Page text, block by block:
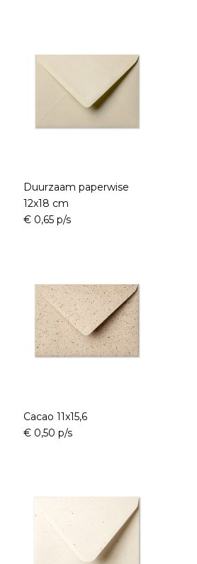
Duurzaam paperwise
12x18 cm
€ 0,65 p/s
Cacao 11x15,6
€ 0,50 p/s